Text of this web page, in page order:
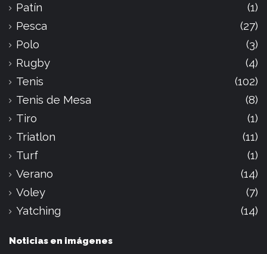
Patín
(1)
Pesca
(27)
Polo
(3)
Rugby
(4)
Tenis
(102)
Tenis de Mesa
(8)
Tiro
(1)
Triatlon
(11)
Turf
(1)
Verano
(14)
Voley
(7)
Yatching
(14)
Noticias en imágenes